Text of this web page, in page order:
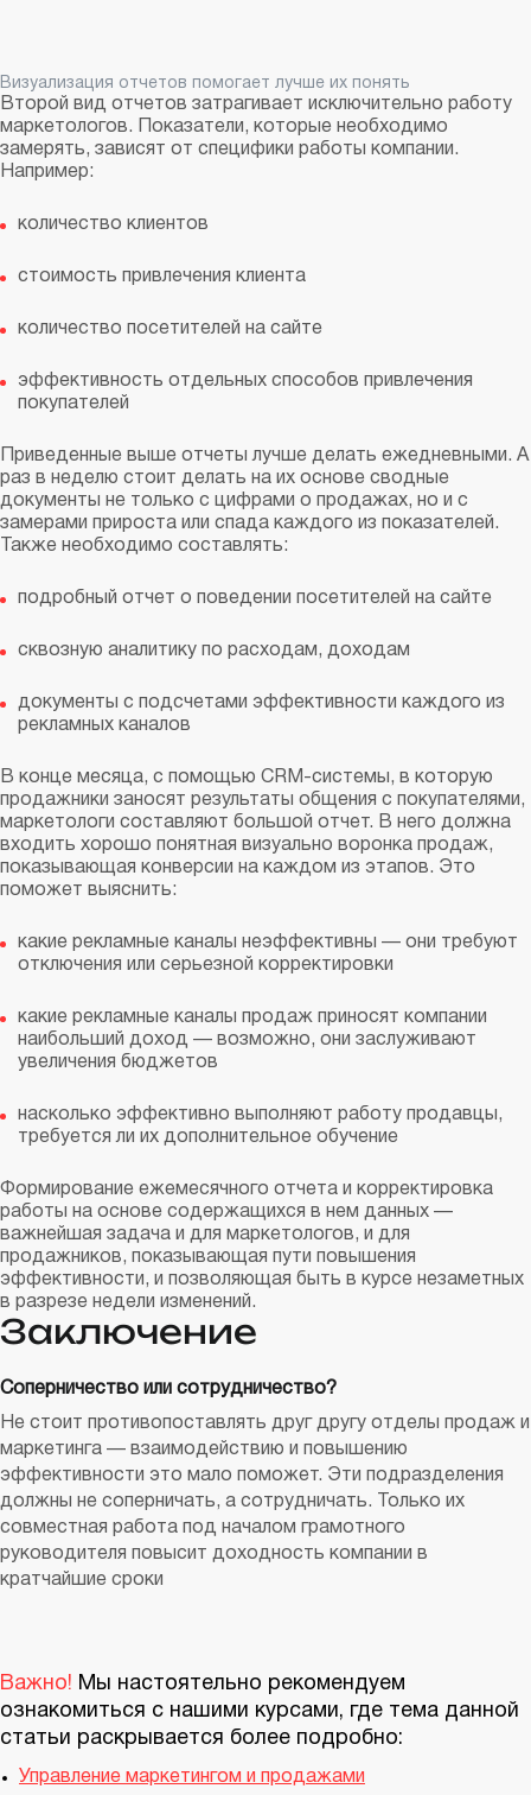
Визуализация отчетов помогает лучше их понять
Второй вид отчетов затрагивает исключительно работу
маркетологов. Показатели, которые необходимо
замерять, зависят от специфики работы компании.
Например:
количество клиентов
стоимость привлечения клиента
количество посетителей на сайте
эффективность отдельных способов привлечения
покупателей
Приведенные выше отчеты лучше делать ежедневными. А
раз в неделю стоит делать на их основе сводные
документы не только с цифрами о продажах, но и с
замерами прироста или спада каждого из показателей.
Также необходимо составлять:
подробный отчет о поведении посетителей на сайте
сквозную аналитику по расходам, доходам
документы с подсчетами эффективности каждого из
рекламных каналов
В конце месяца, с помощью CRM-системы, в которую
продажники заносят результаты общения с покупателями,
маркетологи составляют большой отчет. В него должна
входить хорошо понятная визуально воронка продаж,
показывающая конверсии на каждом из этапов. Это
поможет выяснить:
какие рекламные каналы неэффективны — они требуют
отключения или серьезной корректировки
какие рекламные каналы продаж приносят компании
наибольший доход — возможно, они заслуживают
увеличения бюджетов
насколько эффективно выполняют работу продавцы,
требуется ли их дополнительное обучение
Формирование ежемесячного отчета и корректировка
работы на основе содержащихся в нем данных —
важнейшая задача и для маркетологов, и для
продажников, показывающая пути повышения
эффективности, и позволяющая быть в курсе незаметных
в разрезе недели изменений.
Заключение
Соперничество или сотрудничество?
Не стоит противопоставлять друг другу отделы продаж и
маркетинга — взаимодействию и повышению
эффективности это мало поможет. Эти подразделения
должны не соперничать, а сотрудничать. Только их
совместная работа под началом грамотного
руководителя повысит доходность компании в
кратчайшие сроки
Важно! Мы настоятельно рекомендуем
ознакомиться с нашими курсами, где тема данной
статьи раскрывается более подробно:
Управление маркетингом и продажами